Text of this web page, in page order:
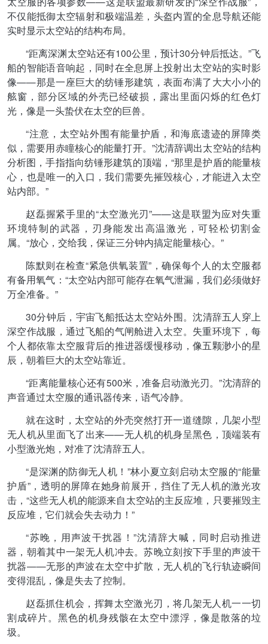
不仅能抵御太空辐射和极端温差，头盔内置的全息导航还能
实时显示太空站的结构布局。
“距离深渊太空站还有100公里，预计30分钟后抵达。”飞
船的智能语音响起，同时在全息屏上投射出太空站的实时影
像——那是一座巨大的纺锤形建筑，表面布满了大大小小的
舷窗，部分区域的外壳已经破损，露出里面闪烁的红色灯
光，像是一头蛰伏在太空的巨兽。
“注意，太空站外围有能量护盾，和海底遗迹的屏障类
似，需要用赤瞳核心的能量打开。”沈清辞调出太空站的结构
分析图，手指指向纺锤形建筑的顶端，“那里是护盾的能量核
心，也是唯一的入口，我们需要先摧毁核心，才能进入太空
站内部。”
赵磊握紧手里的“太空激光刃”——这是联盟为应对失重
环境特制的武器，刃身能发出高温激光，可轻松切割金
属。“放心，交给我，保证三分钟内搞定能量核心。”
陈默则在检查“紧急供氧装置”，确保每个人的太空服都
有备用氧气：“太空站内部可能存在氧气泄漏，我们必须做好
万全准备。”
30分钟后，宇宙飞船抵达太空站外围。沈清辞五人穿上
深空作战服，通过飞船的气闸舱进入太空。失重环境下，每
个人都依靠太空服背后的推进器缓慢移动，像五颗渺小的星
辰，朝着巨大的太空站靠近。
“距离能量核心还有500米，准备启动激光刃。”沈清辞的
声音通过太空服的通讯器传来，语气冷静。
就在这时，太空站的外壳突然打开一道缝隙，几架小型
无人机从里面飞了出来——无人机的机身呈黑色，顶端装有
小型激光炮，对准了沈清辞五人。
“是深渊的防御无人机！”林小夏立刻启动太空服的“能量
护盾”，透明的屏障在她身前展开，挡住了无人机的激光攻
击，“这些无人机的能源来自太空站的主反应堆，只要摧毁主
反应堆，它们就会失去动力！”
“苏晚，用声波干扰器！”沈清辞大喊，同时启动推进
器，朝着其中一架无人机冲去。苏晚立刻按下手里的声波干
扰器——无形的声波在太空中扩散，无人机的飞行轨迹瞬间
变得混乱，像是失去了控制。
赵磊抓住机会，挥舞太空激光刃，将几架无人机一一切
割成碎片。黑色的机身残骸在太空中漂浮，像是散落的垃
圾。